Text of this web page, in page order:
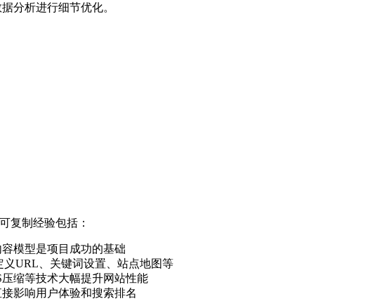
分析进行细节优化。
复制经验包括：
模型是项目成功的基础
义URL、关键词设置、站点地图等
缩等技术大幅提升网站性能
影响用户体验和搜索排名